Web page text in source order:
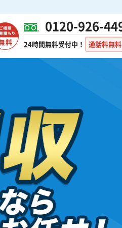
0120-926-
24時間無料受付中！ 通話料無料